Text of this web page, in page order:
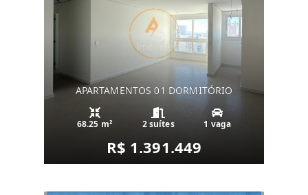
APARTAMENTOS 01 DORMITÓRIO
68.25 m² 2 suítes 1 vaga
R$ 1.391.449